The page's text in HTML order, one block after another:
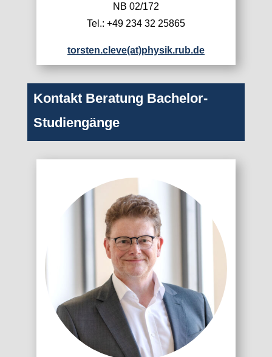
NB 02/172
Tel.: +49 234 32 25865
torsten.cleve(at)physik.rub.de
Kontakt Beratung Bachelor-
Studiengänge